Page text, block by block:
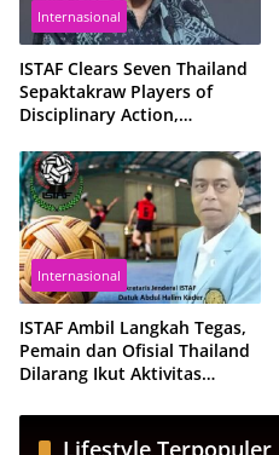
Internasional
ISTAF Clears Seven Thailand
Sepaktakraw Players of
Disciplinary Action,
Thailand’s Future in the
Sport
Internasional
ISTAF Ambil Langkah Tegas,
Pemain dan Ofisial Thailand
Dilarang Ikut Aktivitas
Lifestyle Terpopuler